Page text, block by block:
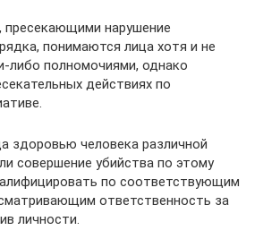
нарушение
понимаются лица хотя и не
либо полномочиями, однако
действиях по
здоровью человека различной
совершение убийства по этому
по соответствующим
ответственность за
личности.